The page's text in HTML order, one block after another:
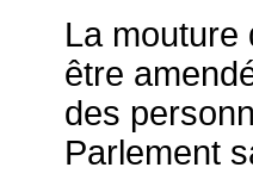
La mouture
être
des
Parlement